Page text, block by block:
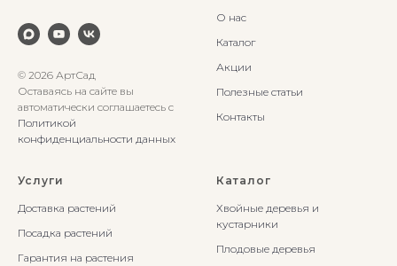
© 2026 АртСад
Оставаясь на сайте вы
автоматически соглашаетесь с
Политикой
конфиденциальности данных
О нас
Каталог
Акции
Полезные статьи
Контакты
Услуги
Доставка растений
Посадка растений
Гарантия на растения
Каталог
Хвойные деревья и
кустарники
Плодовые деревья